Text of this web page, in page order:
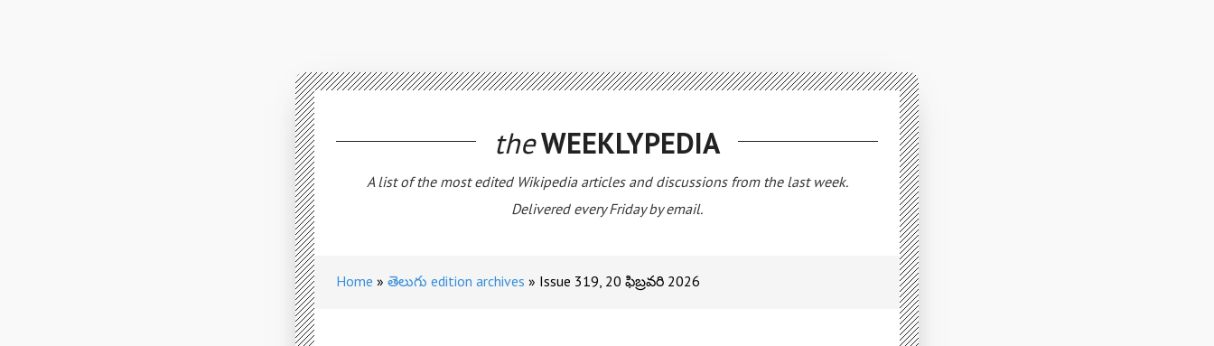
theWEEKLYPEDIA
A list of the most edited Wikipedia articles and discussions from the last week.
Delivered every Friday by email.
Home తెలుగు edition archives Issue 319, 20 ఫిబ్రవరి 2026